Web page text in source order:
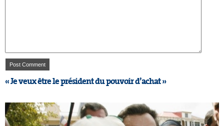
« Je veux être le président du pouvoir d’achat »